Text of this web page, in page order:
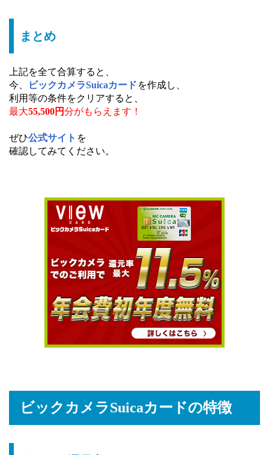
まとめ
上記を全て合算すると、
今、
ビックカメラSuicaカード を作成し、
利用等の条件をクリアすると、
最大55,500円分がもらえます！
ぜひ公式サイト を
確認してみてください。
ビックカメラSuicaカードの特徴